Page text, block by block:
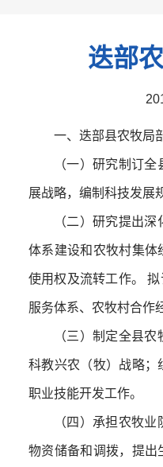
迭部
一、迭部县农牧局
（一）研究制订
展战略，编制科技发展
（二）研究提出
体系建设和农牧村集体
使用权及流转工作。
服务体系、农牧村合作
（三）制定全县
科教兴农（牧）战略；
职业技能开发工作。
（四）承担农牧
物资储备和调拨，提出